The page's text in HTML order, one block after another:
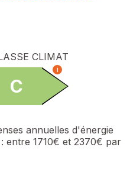
CLIMAT
C
i
annuelles d'énergie
entre 1710€ et 2370€ par